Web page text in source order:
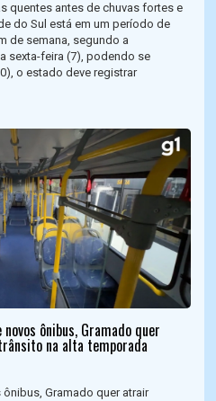
quentes antes de chuvas fortes e
do Sul está em um período de
de semana, segundo a
sexta-feira (7), podendo se
o estado deve registrar
ônibus, Gramado quer
na alta temporada
Gramado quer atrair